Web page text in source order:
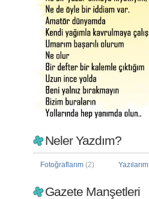
Neler Yazdım?
Fotoğraflarım (2) Yazılarım
Gazete Manşetleri